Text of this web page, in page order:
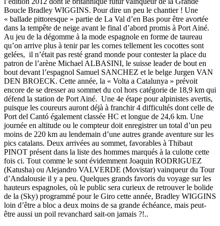
Boucle Bradley WIGGINS. Pour dire un peu le chantier ! Une
« ballade pittoresque » partie de La Val d’en Bas pour être avortée
dans la tempête de neige avant le final d’abord promis à Port Ainé.
Au jeu de la dégomme à la mode espagnole en forme de taureau
qu’on arrive plus à tenir par les cornes tellement les cocottes sont
gelées, il n’était pas resté grand monde pour contester la place du
patron de l’arène Michael ALBASINI, le suisse leader de bout en
bout devant l’espagnol Samuel SANCHEZ et le belge Jurgen VAN
DEN BROECK. Cette année, la « Volta a Catalunya » prévoit
encore de se dresser au sommet du col hors catégorie de 18,9 km qui
défend la station de Port Ainé. Une 4e étape pour alpinistes avertis,
puisque les coureurs auront déjà à franchir 4 difficultés dont celle de
Port del Cantó également classée HC et longue de 24,6 km. Une
journée en altitude ou le compteur doit enregistrer un total d’un peu
moins de 220 km au lendemain d’une autres grande aventure sur les
pics catalans. Deux arrivées au sommet, favorables à Thibaut
PINOT présent dans la liste des hommes marqués à la culotte cette
fois ci. Tout comme le sont évidemment Joaquin RODRIGUEZ
(Katusha) ou Alejandro VALVERDE (Movistar) vainqueur du Tour
d’Andalousie il y a peu. Quelques grands favoris du voyage sur les
hauteurs espagnoles, où le public sera curieux de retrouver le bolide
de la (Sky) programmé pour le Giro cette année, Bradley WIGGINS
loin d’être a bloc a deux moins de sa grande échéance, mais peut-
être aussi un poil revanchard sait-on jamais ?!..